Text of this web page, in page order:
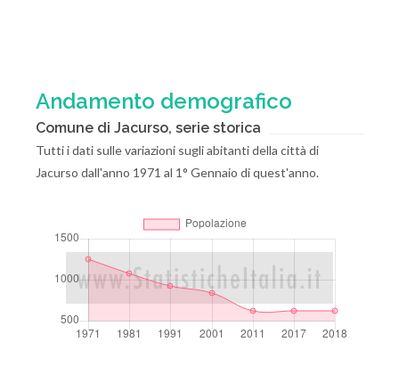
Andamento demografico
Comune di Jacurso, serie storica
Tutti i dati sulle variazioni sugli abitanti della città di
Jacurso dall'anno 1971 al 1° Gennaio di quest'anno.